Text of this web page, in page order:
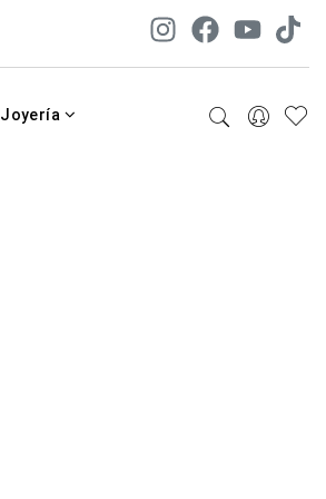
Joyería